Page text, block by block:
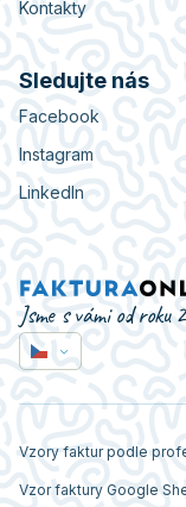
Kontakty
Sledujte nás
Facebook
Instagram
LinkedIn
Jsme s vámi od roku
Vzory faktur podle
Vzor faktury Google